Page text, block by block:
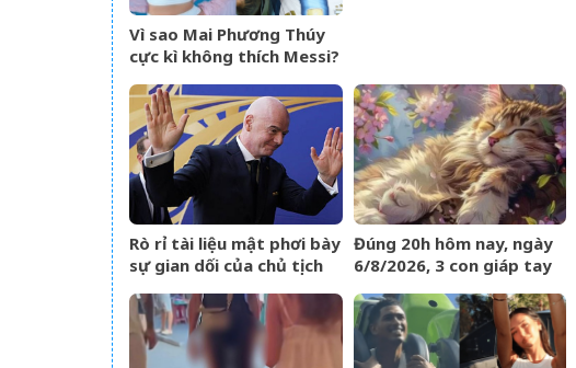
Vì sao Mai Phương Thúy
cực kì không thích Messi?
Rò rỉ tài liệu mật phơi bày
sự gian dối của chủ tịch
Super League
Đúng 20h hôm nay, ngày
6/8/2026, 3 con giáp tay
hốt VÀNG, phú quý ngập
nhà